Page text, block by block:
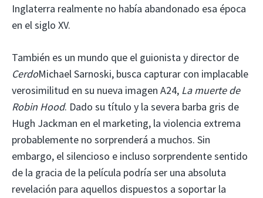
Inglaterra realmente no había abandonado esa época
en el siglo XV.
También es un mundo que el guionista y director de
CerdoMichael Sarnoski, busca capturar con implacable
verosimilitud en su nueva imagen A24, La muerte de
Robin Hood. Dado su título y la severa barba gris de
Hugh Jackman en el marketing, la violencia extrema
probablemente no sorprenderá a muchos. Sin
embargo, el silencioso e incluso sorprendente sentido
de la gracia de la película podría ser una absoluta
revelación para aquellos dispuestos a soportar la